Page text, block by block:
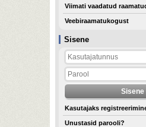
Sisene
Kasutajaks
Unustasid parooli?
Viimati vaadatud
Veebiraamatukogust